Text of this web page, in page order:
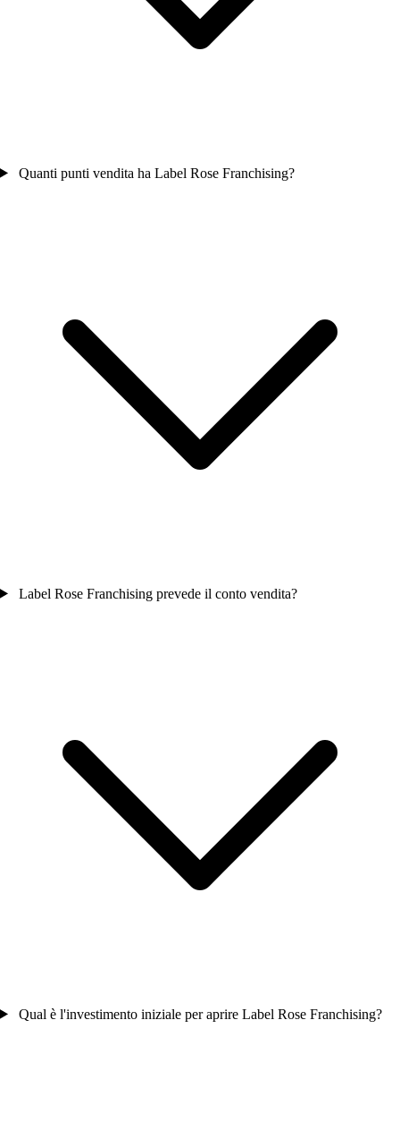
Quanti punti vendita ha Label Rose Franchising?
Label Rose Franchising prevede il conto vendita?
Qual è l'investimento iniziale per aprire Label Rose Franchising?